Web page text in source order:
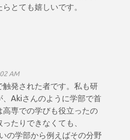
とても嬉しいです。
AM
発された者です。私も研
Akiさんのように学部で首
高専での学びも役立ったの
たりできなくても、
の学部から例えばその分野